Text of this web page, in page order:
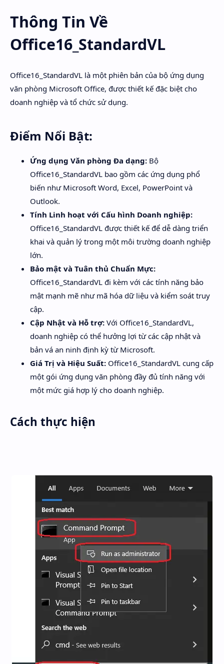
Thông Tin Về
Office16_StandardVL
Office16_StandardVL là một phiên bản của bộ ứng dụng
văn phòng Microsoft Office, được thiết kế đặc biệt cho
doanh nghiệp và tổ chức sử dụng.
Điểm Nổi Bật:
Ứng dụng Văn phòng Đa dạng: Bộ
Office16_StandardVL bao gồm các ứng dụng phổ
biến như Microsoft Word, Excel, PowerPoint và
Outlook.
Tính Linh hoạt với Cấu hình Doanh nghiệp:
Office16_StandardVL được thiết kế để dễ dàng triển
khai và quản lý trong một môi trường doanh nghiệp
lớn.
Bảo mật và Tuân thủ Chuẩn Mực:
Office16_StandardVL đi kèm với các tính năng bảo
mật mạnh mẽ như mã hóa dữ liệu và kiểm soát truy
cập.
Cập Nhật và Hỗ trợ: Với Office16_StandardVL,
doanh nghiệp có thể hưởng lợi từ các cập nhật và
bản vá an ninh định kỳ từ Microsoft.
Giá Trị và Hiệu Suất: Office16_StandardVL cung cấp
một gói ứng dụng văn phòng đầy đủ tính năng với
một mức giá hợp lý cho doanh nghiệp.
Cách thực hiện